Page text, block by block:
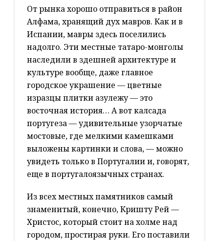
От рынка хорошо отправиться в район
Aлфама, хранящий дух мавров. Как и в
Испании, мавры здесь поселились
надолго. Эти местные татаро-монголы
наследили в здешней архитектуре и
культуре вообще, даже главное
городское украшение — цветные
изразцы плитки азулежу — это
восточная история… А вот калсада
португеза — удивительные узорчатые
мостовые, где мелкими камешками
выложены картинки и слова, — можно
увидеть только в Португалии и, говорят,
еще в португалоязычных странах.
Из всех местных памятников самый
знаменитый, конечно, Кришту Рей —
Христос, который стоит на холме над
городом, простирая руки. Его поставили